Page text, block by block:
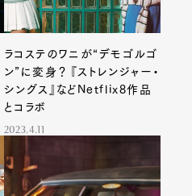
ラコステのワニが“デモゴルゴ
ン”に変身？ 『ストレンジャー・
シングス』などNetflix8作品
とコラボ
2023.4.11